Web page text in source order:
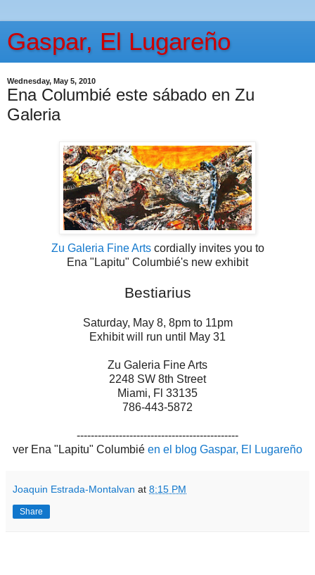
Gaspar, El Lugareño
Wednesday, May 5, 2010
Ena Columbié este sábado en Zu
Galeria
Zu Galeria Fine Artscordially invites you to
Ena "Lapitu" Columbié's new exhibit
Bestiarius
Saturday, May 8, 8pm to 11pm
Exhibit will run until May 31
Zu Galeria Fine Arts
2248 SW 8th Street
Miami, Fl 33135
786-443-5872
----------------------------------------------
ver Ena "Lapitu" Columbié en el blog Gaspar, El Lugareño
Joaquin Estrada-Montalvan at 8:15 PM
Share